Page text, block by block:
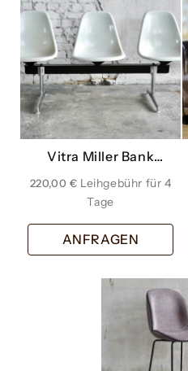
Vitra Miller Bank
offwhite dreier
220,00 €
ANFRAGEN